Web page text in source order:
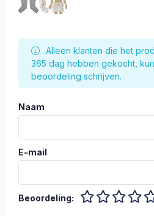
Alleen klanten die het
365 dag hebben gekocht,
beoordeling schrijven.
Naam
E-mail
Beoordeling: